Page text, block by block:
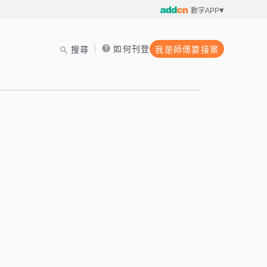
數字APP
搜尋 如何刊登 我是師傅要接案